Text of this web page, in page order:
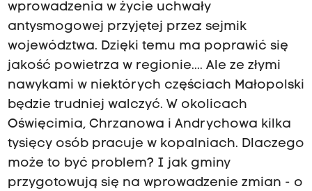
wprowadzenia w życie uchwały
antysmogowej przyjętej przez sejmik
województwa. Dzięki temu ma poprawić się
jakość powietrza w regionie.... Ale ze złymi
nawykami w niektórych częściach Małopolski
będzie trudniej walczyć. W okolicach
Oświęcimia, Chrzanowa i Andrychowa kilka
tysięcy osób pracuje w kopalniach. Dlaczego
może to być problem? I jak gminy
przygotowują się na wprowadzenie zmian - o